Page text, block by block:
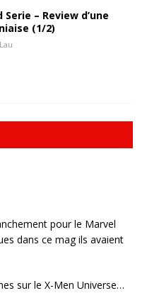
– Review d’une
(1/2)
pour le Marvel
dans ce mag ils avaient
sur le X-Men Universe…